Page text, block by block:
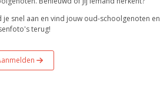
je snel aan en vind jouw oud-schoolgenoten en
terug!